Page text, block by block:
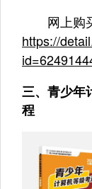
网上购
https://
三、青少年
程